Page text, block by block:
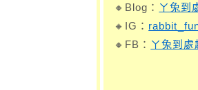
🔸Blog： ㄚ兔到
🔸IG：
🔸FB： ㄚ兔到處